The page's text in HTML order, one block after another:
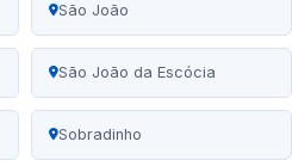
São João
São João da Escócia
Sobradinho